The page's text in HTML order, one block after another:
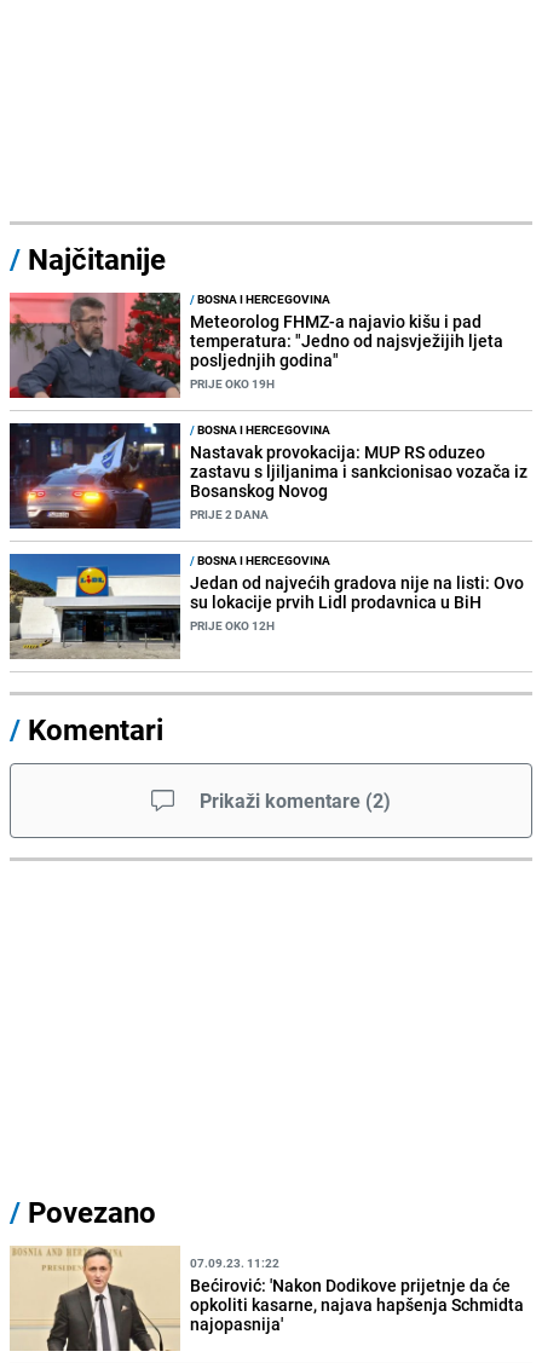
/ Najčitanije
/BOSNA I HERCEGOVINA
Meteorolog FHMZ-a najavio kišu i pad
temperatura: "Jedno od najsvježijih ljeta
posljednjih godina"
PRIJE OKO 19H
/BOSNA I HERCEGOVINA
Nastavak provokacija: MUP RS oduzeo
zastavu s ljiljanima i sankcionisao vozača iz
Bosanskog Novog
PRIJE 2 DANA
/BOSNA I HERCEGOVINA
Jedan od najvećih gradova nije na listi: Ovo
su lokacije prvih Lidl prodavnica u BiH
PRIJE OKO 12H
/ Komentari
Prikaži komentare (2)
/ Povezano
07.09.23. 11:22
Bećirović: 'Nakon Dodikove prijetnje da će
opkoliti kasarne, najava hapšenja Schmidta
najopasnija'